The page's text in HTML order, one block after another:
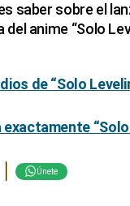
saber sobre el
anime “Solo
de “Solo
“Solo
Únete